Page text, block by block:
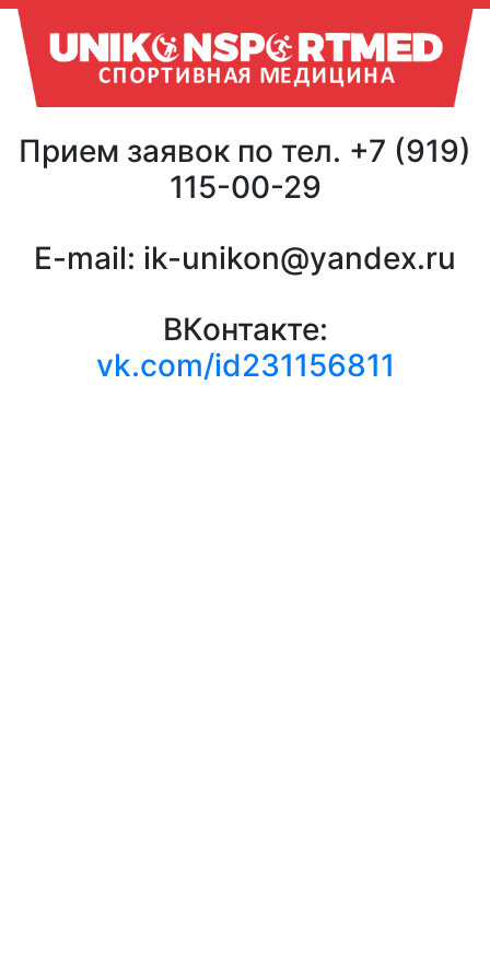
Прием заявок по тел. +7 (919)
115-00-29
E-mail: ik-unikon@yandex.ru
ВКонтакте:
vk.com/id231156811